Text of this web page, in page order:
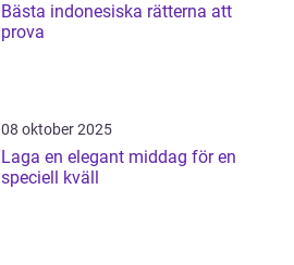
Bästa indonesiska rätterna att
prova
08 oktober 2025
Laga en elegant middag för en
speciell kväll